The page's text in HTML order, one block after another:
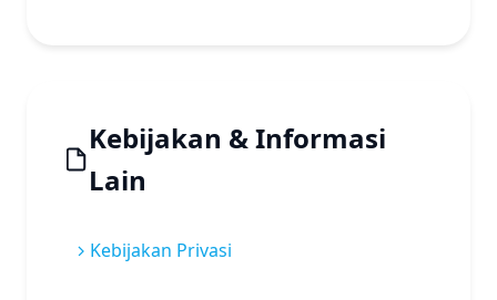
Kebijakan & Informasi
Lain
Kebijakan Privasi